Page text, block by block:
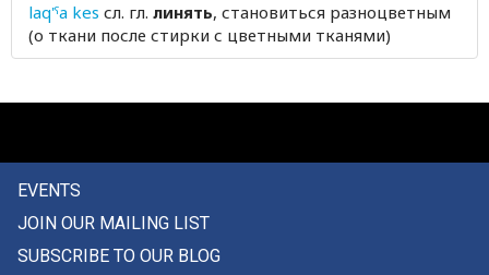
лобок
лодка
ложка
laq'ˤa kes сл. гл. линять, становиться разноцветным
(о ткани после стирки с цветными тканями)
EVENTS
JOIN OUR MAILING LIST
SUBSCRIBE TO OUR BLOG